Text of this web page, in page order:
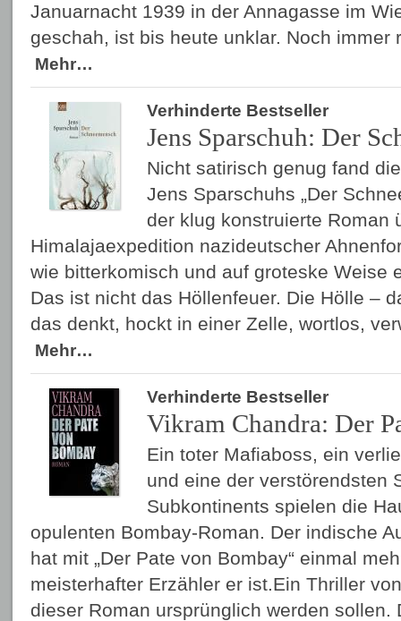
Januarnacht 1939 in der Annagasse im
geschah, ist bis heute unklar. Noch
Mehr…
Verhinderte Bestseller
Jens Sparschuh: Der
Nicht satirisch genug fand
Jens Sparschuhs „Der
der klug konstruierte Roman
Himalajaexpedition nazideutscher
wie bitterkomisch und auf groteske Weise
Das ist nicht das Höllenfeuer. Die Hölle –
das denkt, hockt in einer Zelle, wortlos,
Mehr…
Verhinderte Bestseller
Vikram Chandra: Der
Ein toter Mafiaboss, ein
und eine der verstörendsten
Subkontinents spielen die
opulenten Bombay-Roman. Der indische
hat mit „Der Pate von Bombay“ einmal
meisterhafter Erzähler er ist.Ein Thriller
dieser Roman ursprünglich werden